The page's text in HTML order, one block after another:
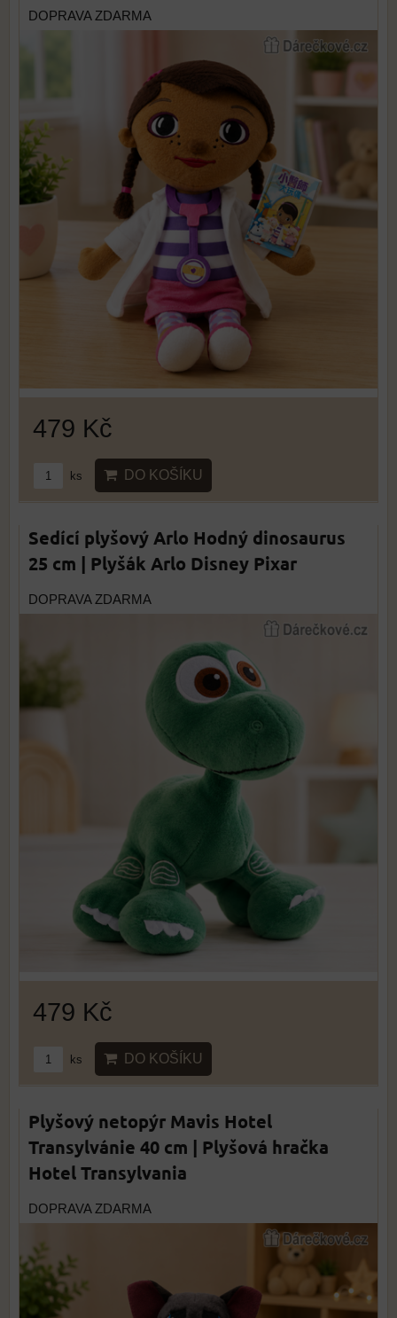
DOPRAVA ZDARMA
479 Kč
ks DO KOŠÍKU
Sedící plyšový Arlo Hodný dinosaurus
25 cm | Plyšák Arlo Disney Pixar
DOPRAVA ZDARMA
479 Kč
ks DO KOŠÍKU
Plyšový netopýr Mavis Hotel
Transylvánie 40 cm | Plyšová hračka
Hotel Transylvania
DOPRAVA ZDARMA